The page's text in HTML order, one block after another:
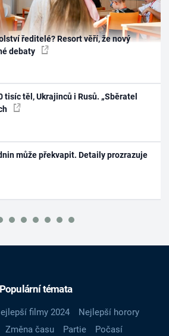
ředitelé? Resort věří, že nový
debaty
tisíc těl, Ukrajinců i Rusů. „Sběratel
může překvapit. Detaily prozrazuje
Populární témata
filmy 2024
Nejlepší horory
Změna času Partie
Počasí